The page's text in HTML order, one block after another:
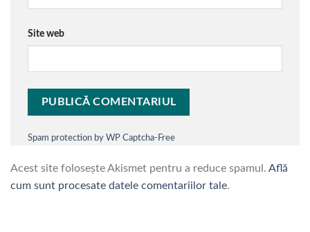
Site web
Spam protection by WP Captcha-Free
Acest site folosește Akismet pentru a reduce spamul. Află
cum sunt procesate datele comentariilor tale.